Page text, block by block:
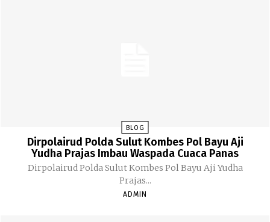
BLOG
Dirpolairud Polda Sulut Kombes Pol Bayu Aji
Yudha Prajas Imbau Waspada Cuaca Panas
Dirpolairud Polda Sulut Kombes Pol Bayu Aji Yudha
Prajas...
ADMIN